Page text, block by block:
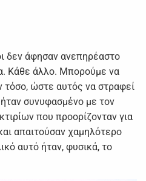
δεν άφησαν ανεπηρέαστο
Κάθε άλλο. Μπορούμε να
ώστε αυτός να στραφεί
συνυφασμένο με τον
που προορίζονταν για
απαιτούσαν χαμηλότερο
αυτό ήταν, φυσικά, το